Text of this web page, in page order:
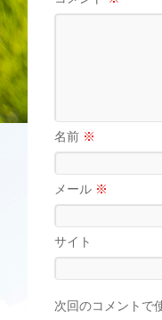
名前 ※
メール ※
サイト
次回のコメントで